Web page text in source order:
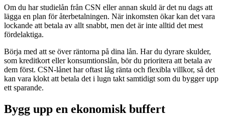
Om du har studielån från CSN eller annan skuld är det nu dags att
lägga en plan för återbetalningen. När inkomsten ökar kan det vara
lockande att betala av allt snabbt, men det är inte alltid det mest
fördelaktiga.
Börja med att se över räntorna på dina lån. Har du dyrare skulder,
som kreditkort eller konsumtionslån, bör du prioritera att betala av
dem först. CSN-lånet har oftast låg ränta och flexibla villkor, så det
kan vara klokt att betala det i lugn takt samtidigt som du bygger upp
ett sparande.
Bygg upp en ekonomisk buffert